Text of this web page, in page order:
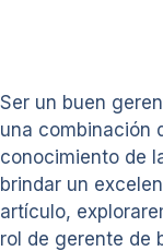
Ser un buen
una combinación
conocimiento de
brindar un
artículo,
rol de gerente de